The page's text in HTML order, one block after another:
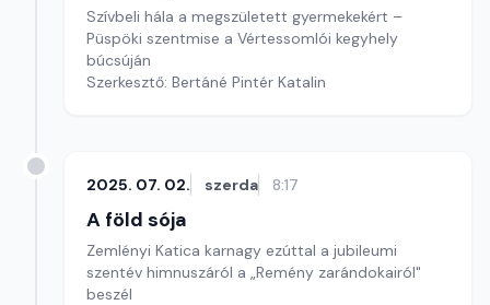
Szívbeli hála a megszületett gyermekekért –
Püspöki szentmise a Vértessomlói kegyhely
búcsúján
Szerkesztő: Bertáné Pintér Katalin
2025. 07. 02. szerda 8:17
A föld sója
Zemlényi Katica karnagy ezúttal a jubileumi
szentév himnuszáról a „Remény zarándokairól"
beszél